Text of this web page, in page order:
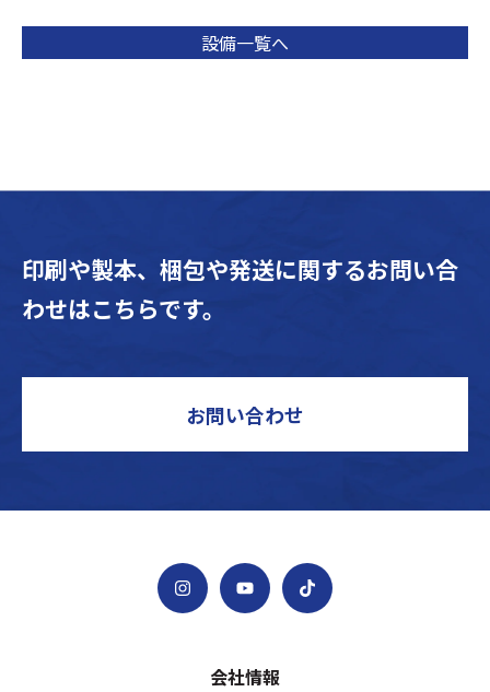
設備一覧へ
印刷や製本、梱包や発送に関するお問い合
わせはこちらです。
お問い合わせ
会社情報